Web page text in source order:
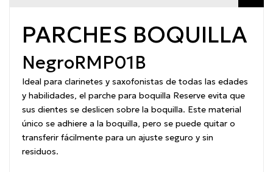
PARCHES BOQUILLA
NegroRMP01B
Ideal para clarinetes y saxofonistas de todas las edades
y habilidades, el parche para boquilla Reserve evita que
sus dientes se deslicen sobre la boquilla. Este material
único se adhiere a la boquilla, pero se puede quitar o
transferir fácilmente para un ajuste seguro y sin
residuos.